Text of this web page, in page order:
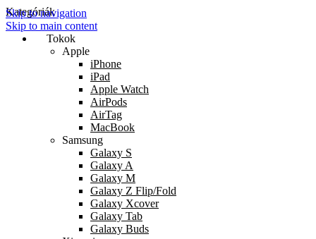
Skip to navigation
Skip to main content
Kategóriák
Tokok
Apple
iPhone
iPad
Apple Watch
AirPods
AirTag
MacBook
Samsung
Galaxy S
Galaxy A
Galaxy M
Galaxy Z Flip/Fold
Galaxy Xcover
Galaxy Tab
Galaxy Buds